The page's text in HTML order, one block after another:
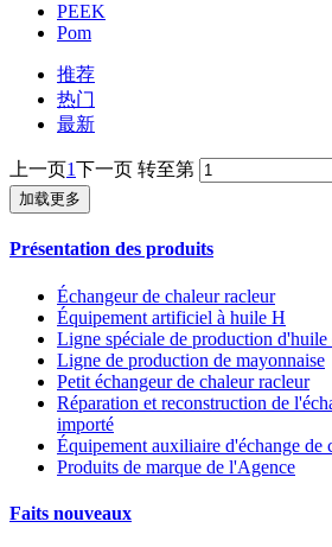
PEEK
Pom
推荐
热门
最新
上一页1下一页 转至第
加载更多
Présentation des produits
Échangeur de chaleur racleur
Équipement artificiel à huile H
Ligne spéciale de production d'huile
Ligne de production de mayonnaise
Petit échangeur de chaleur racleur
Réparation et reconstruction de
importé
Équipement auxiliaire d'échange de
Produits de marque de l'Agence
Faits nouveaux